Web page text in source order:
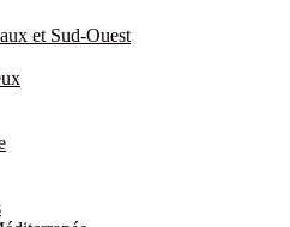
et Sud-Ouest